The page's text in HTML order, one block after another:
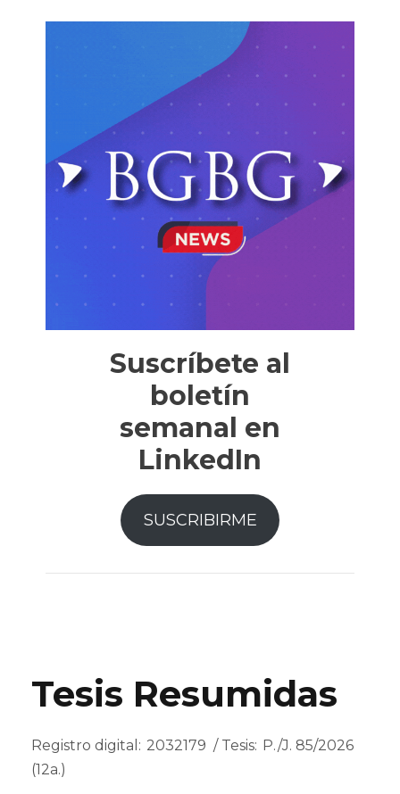
Suscríbete al
boletín
semanal en
LinkedIn
SUSCRIBIRME
Tesis Resumidas
Registro digital: 2032179 / Tesis: P./J. 85/2026
(12a.)